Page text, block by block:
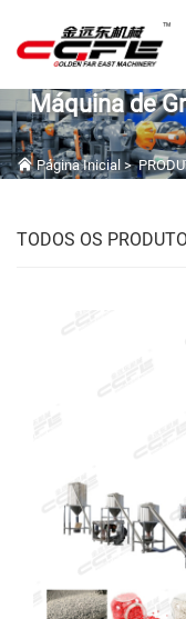
Máquina de
Página Inicial >
TODOS OS